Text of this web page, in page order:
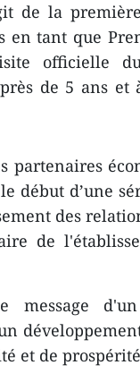
de la
en tant que
officielle
de 5 ans et
partenaires
début d’une
des
de
message
et de